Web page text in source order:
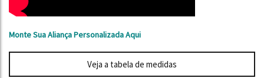
Monte Sua Aliança Personalizada Aqui
Veja a tabela de medidas